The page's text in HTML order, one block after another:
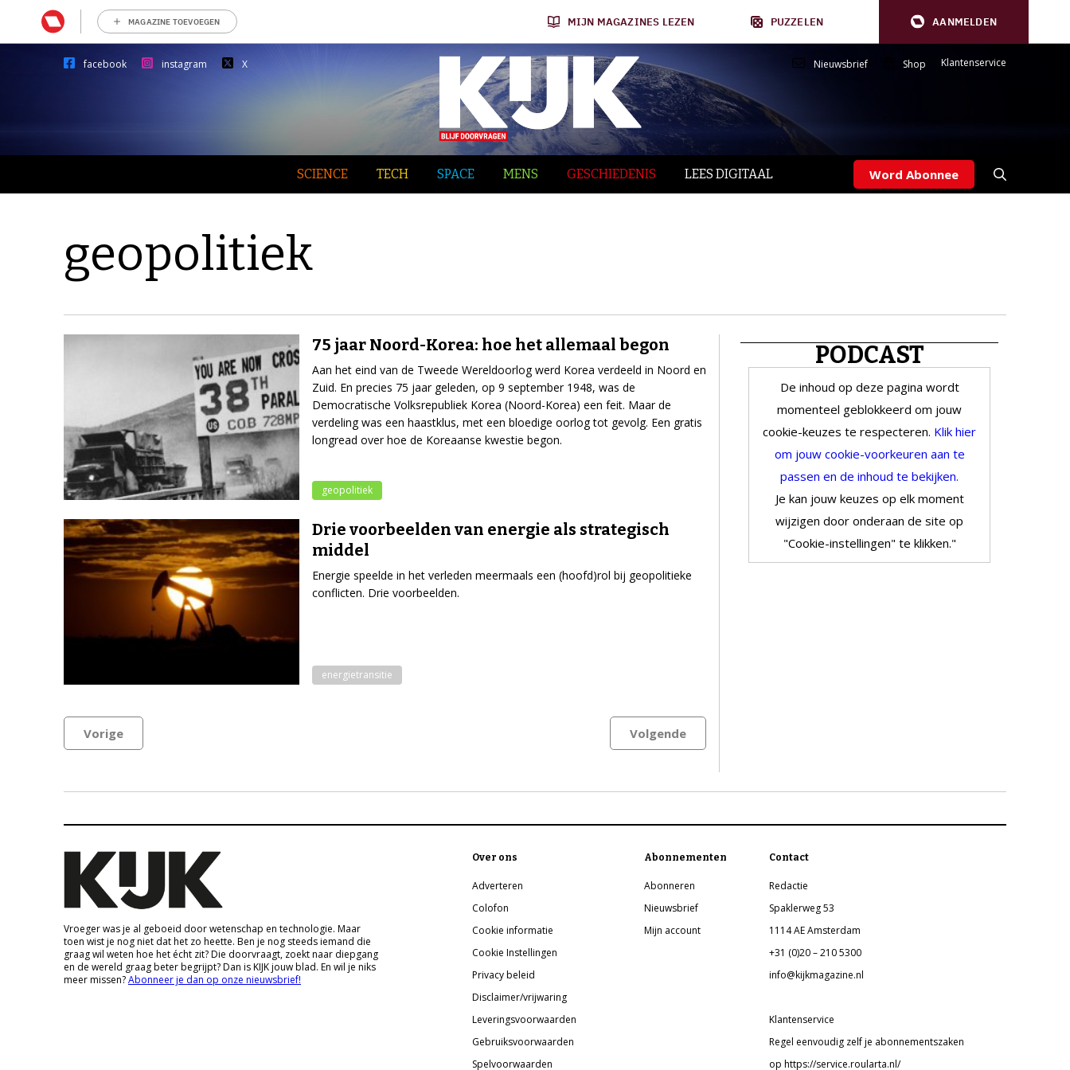
MAGAZINE TOEVOEGEN MIJN MAGAZINES LEZEN PUZZELEN AANMELDEN
facebook instagram X Nieuwsbrief Shop Klantenservice
SCIENCE TECH SPACE MENS GESCHIEDENIS LEES DIGITAAL Word Abonnee
geopolitiek
75 jaar Noord-Korea: hoe het allemaal begon
Aan het eind van de Tweede Wereldoorlog werd Korea verdeeld in Noord en
Zuid. En precies 75 jaar geleden, op 9 september 1948, was de
Democratische Volksrepubliek Korea (Noord-Korea) een feit. Maar de
verdeling was een haastklus, met een bloedige oorlog tot gevolg. Een gratis
longread over hoe de Koreaanse kwestie begon.
geopolitiek
Drie voorbeelden van energie als strategisch
middel
Energie speelde in het verleden meermaals een (hoofd)rol bij geopolitieke
conflicten. Drie voorbeelden.
energietransitie
Vorige Volgende
PODCAST
De inhoud op deze pagina wordt
momenteel geblokkeerd om jouw
cookie-keuzes te respecteren. Klik hier
om jouw cookie-voorkeuren aan te
passen en de inhoud te bekijken.
Je kan jouw keuzes op elk moment
wijzigen door onderaan de site op
"Cookie-instellingen" te klikken."
Vroeger was je al geboeid door wetenschap en technologie. Maar
toen wist je nog niet dat het zo heette. Ben je nog steeds iemand die
graag wil weten hoe het écht zit? Die doorvraagt, zoekt naar diepgang
en de wereld graag beter begrijpt? Dan is KIJK jouw blad. En wil je niks
meer missen?Abonneer je dan op onze nieuwsbrief!
Over ons
Adverteren
Colofon
Cookie informatie
Cookie Instellingen
Privacy beleid
Disclaimer/vrijwaring
Leveringsvoorwaarden
Gebruiksvoorwaarden
Spelvoorwaarden
Abonnementen
Abonneren
Nieuwsbrief
Mijn account
Contact
Redactie
Spaklerweg 53
1114 AE Amsterdam
+31 (0)20 – 210 5300
info@kijkmagazine.nl
Klantenservice
Regel eenvoudig zelf je abonnementszaken
op https://service.roularta.nl/